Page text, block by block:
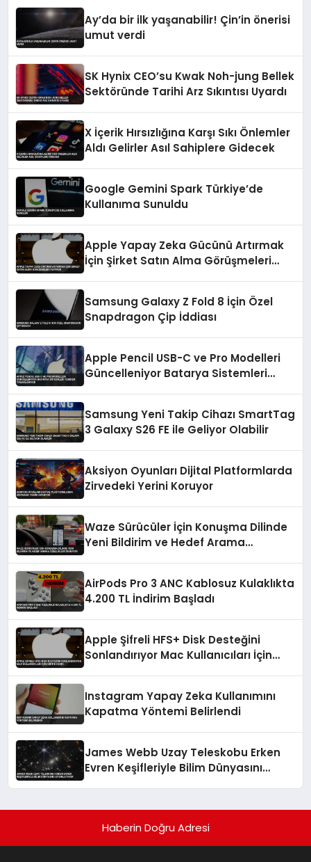
Ay’da bir ilk yaşanabilir! Çin’in önerisi
umut verdi
SK Hynix CEO’su Kwak Noh-jung Bellek
Sektöründe Tarihi Arz Sıkıntısı Uyardı
X İçerik Hırsızlığına Karşı Sıkı Önlemler
Aldı Gelirler Asıl Sahiplere Gidecek
Google Gemini Spark Türkiye’de
Kullanıma Sunuldu
Apple Yapay Zeka Gücünü Artırmak
İçin Şirket Satın Alma Görüşmeleri
Samsung Galaxy Z Fold 8 İçin Özel
Snapdragon Çip İddiası
Apple Pencil USB-C ve Pro Modelleri
Güncelleniyor Batarya Sistemleri
Samsung Yeni Takip Cihazı SmartTag
3 Galaxy S26 FE ile Geliyor Olabilir
Aksiyon Oyunları Dijital Platformlarda
Zirvedeki Yerini Koruyor
Waze Sürücüler İçin Konuşma Dilinde
Yeni Bildirim ve Hedef Arama
AirPods Pro 3 ANC Kablosuz Kulaklıkta
4.200 TL İndirim Başladı
Apple Şifreli HFS+ Disk Desteğini
Sonlandırıyor Mac Kullanıcıları İçin
Instagram Yapay Zeka Kullanımını
Kapatma Yöntemi Belirlendi
James Webb Uzay Teleskobu Erken
Evren Keşifleriyle Bilim Dünyasını
Haberin Doğru Adresi